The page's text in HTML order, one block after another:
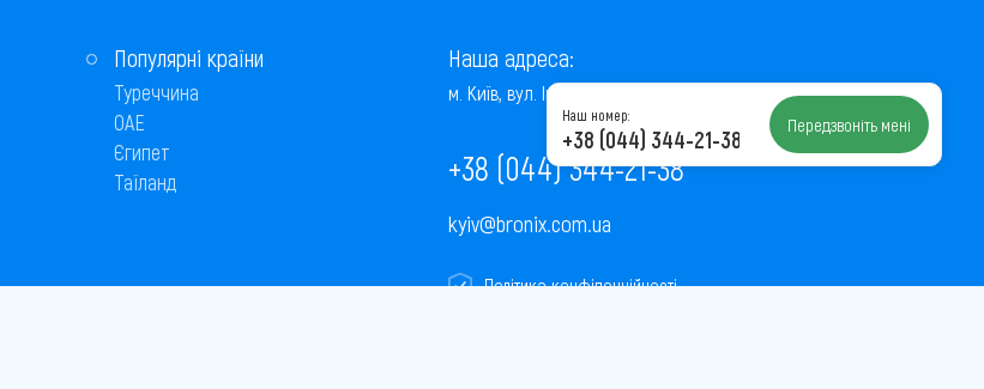
Популярні країни
Туреччина
ОАЕ
Єгипет
Таїланд
Наша адреса:
м. Київ, вул. Інститутська, 22/7, оф. 41
+38 (044) 344-21-38
kyiv@bronix.com.ua
Політика конфіденційності
Наш номер:
+38 (044) 344-21-38 Передзвоніть мені